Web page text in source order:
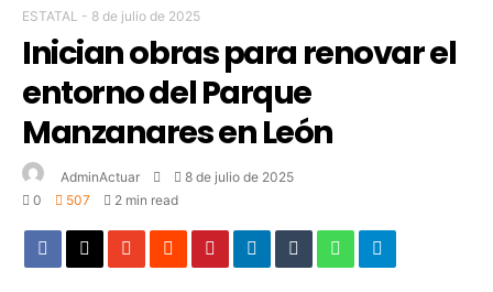
ESTATAL - 8 de julio de 2025
Inician obras para renovar el
entorno del Parque
Manzanares en León
AdminActuar
8 de julio de 2025
0
507 2 min read